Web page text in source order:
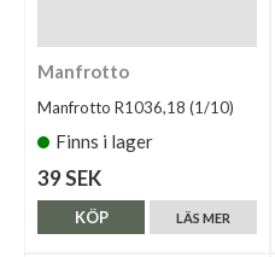
Manfrotto
Manfrotto R1036,18 (1/10)
Finns i lager
39 SEK
LÄS MER
KÖP